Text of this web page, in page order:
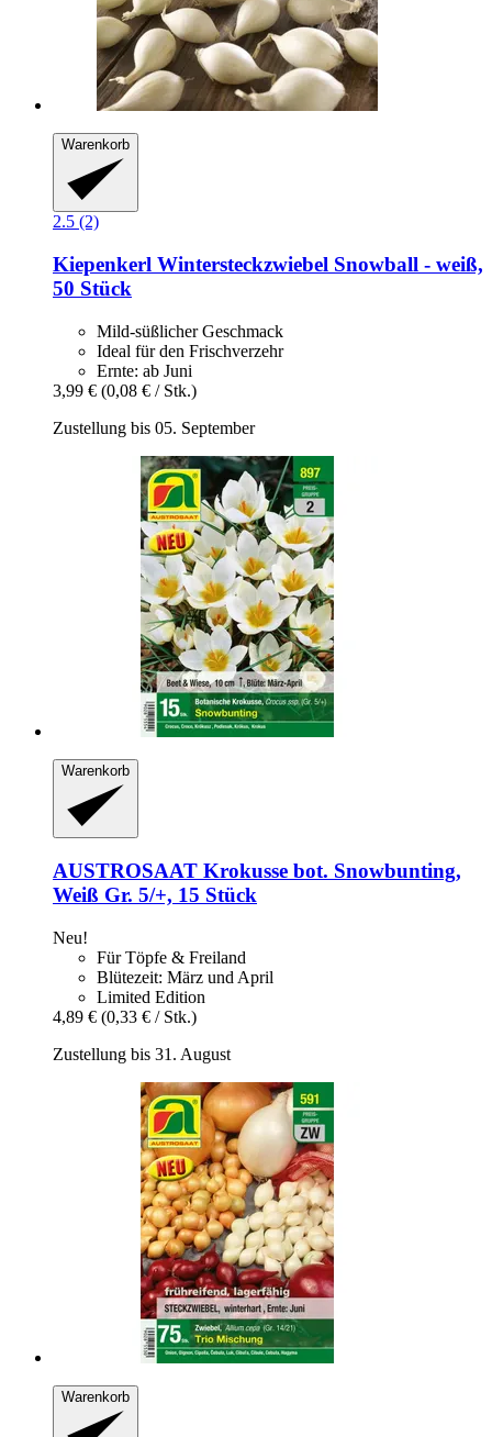
Warenkorb
2.5 (2)
Kiepenkerl Wintersteckzwiebel Snowball -​ weiß,
50 Stück
Mild-süßlicher Geschmack
Ideal für den Frischverzehr
Ernte: ab Juni
3,99 € (0,08 € / Stk.)
Zustellung bis 05. September
Warenkorb
AUSTROSAAT Krokusse bot. Snowbunting,
Weiß Gr. 5/+, 15 Stück
Neu!
Für Töpfe & Freiland
Blütezeit: März und April
Limited Edition
4,89 € (0,33 € / Stk.)
Zustellung bis 31. August
Warenkorb